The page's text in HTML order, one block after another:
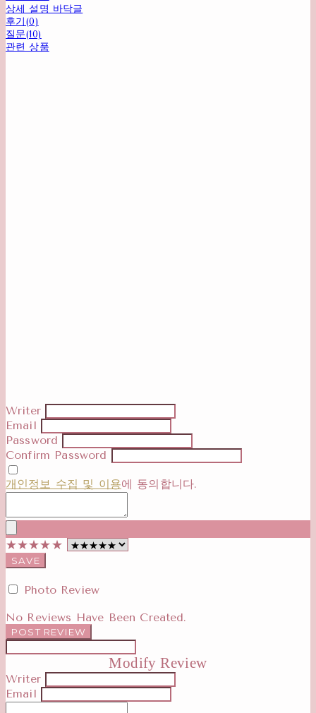
상세 설명 바닥글
후기(0)
질문(10)
관련 상품
Writer
Email
Password
Confirm Password
개인정보 수집 및 이용에 동의합니다.
★★★★★
SAVE
Photo Review
No Reviews Have Been Created.
POST REVIEW
Modify Review
Writer
Email